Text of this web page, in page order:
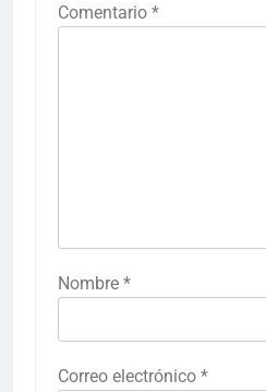
Comentario *
Nombre *
Correo electrónico *